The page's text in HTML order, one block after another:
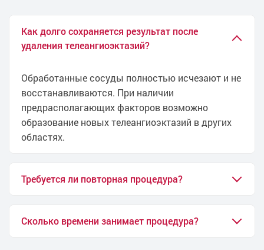
Как долго сохраняется результат после
удаления телеангиоэктазий?
Обработанные сосуды полностью исчезают и не
восстанавливаются. При наличии
предрасполагающих факторов возможно
образование новых телеангиоэктазий в других
областях.
Требуется ли повторная процедура?
Сколько времени занимает процедура?